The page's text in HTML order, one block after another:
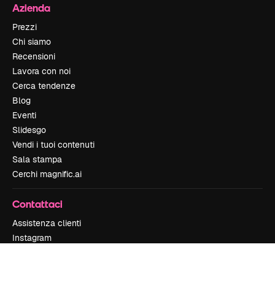
Azienda
Prezzi
Chi siamo
Recensioni
Lavora con noi
Cerca tendenze
Blog
Eventi
Slidesgo
Vendi i tuoi contenuti
Sala stampa
Cerchi magnific.ai
Contattaci
Assistenza clienti
Instagram